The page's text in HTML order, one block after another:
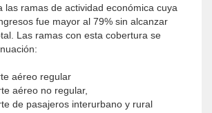
las ramas de actividad económica cuya
fue mayor al 79% sin alcanzar
Las ramas con esta cobertura se
aéreo regular
aéreo no regular,
de pasajeros interurbano y rural